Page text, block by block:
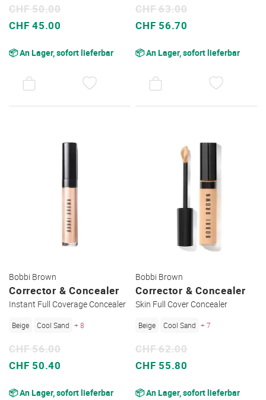
Sonderpreis
CHF 45.00
CHF 50.00
📦 An Lager, sofort lieferbar
Sonderpreis
CHF 56.70
CHF 63.00
📦 An Lager, sofort lieferbar
Bobbi Brown
Corrector & Concealer
Instant Full Coverage Concealer
Beige Cool Sand + 8
Sonderpreis
CHF 50.40
CHF 56.00
📦 An Lager, sofort lieferbar
Bobbi Brown
Corrector & Concealer
Skin Full Cover Concealer
Beige Cool Sand + 7
Sonderpreis
CHF 55.80
CHF 62.00
📦 An Lager, sofort lieferbar